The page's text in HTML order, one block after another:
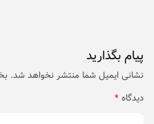
پیام بگذارید
نشانی ایمیل شما منتشر نخواهد شد.
دیدگاه *